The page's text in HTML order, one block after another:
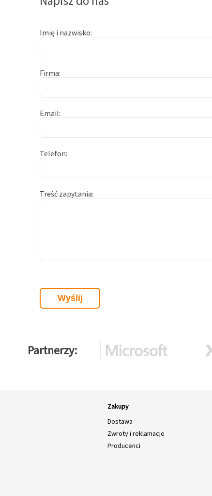
Imię i nazwisko
Firma
Email
Telefon
Treść zapytania
Partnerzy
Zakupy
Dostawa
Zwroty i reklamacje
Producenci